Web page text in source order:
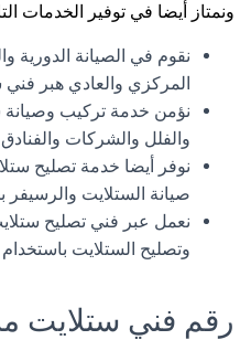
ونمتاز أيضا في توفير الخدمات
نقوم في الصيانة الدورية
المركزي والعادي هبر فني
نؤمن خدمة تركيب وصيانة
والفلل والشركات
نوفر أيضا خدمة تصليح
صيانة الستلايت
وتصليح الستلايت
رقم فني ستلايت